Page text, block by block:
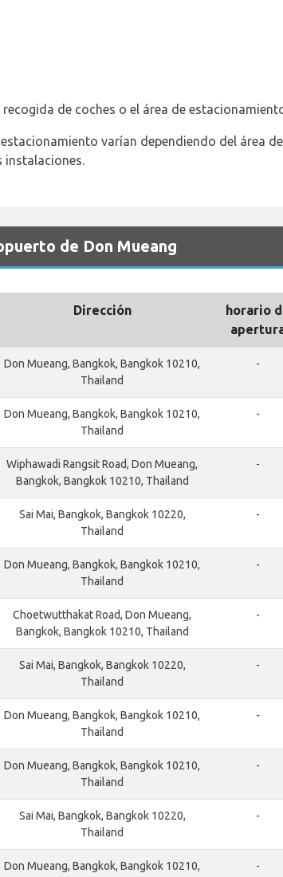
de coches o el área de
varían dependiendo del área
instalaciones.
de Don Mueang
Dirección
horario
Don Mueang, Bangkok, Bangkok 10210,
Thailand
-
Don Mueang, Bangkok, Bangkok 10210,
Thailand
-
Wiphawadi Rangsit Road, Don Mueang,
Bangkok, Bangkok 10210, Thailand
-
Sai Mai, Bangkok, Bangkok 10220,
Thailand
-
Don Mueang, Bangkok, Bangkok 10210,
Thailand
-
Choetwutthakat Road, Don Mueang,
Bangkok, Bangkok 10210, Thailand
-
Sai Mai, Bangkok, Bangkok 10220,
Thailand
-
Don Mueang, Bangkok, Bangkok 10210,
Thailand
-
Don Mueang, Bangkok, Bangkok 10210,
Thailand
-
Sai Mai, Bangkok, Bangkok 10220,
Thailand
-
Don Mueang, Bangkok, Bangkok 10210,
-